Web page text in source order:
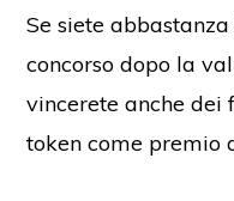
Se siete
concorso dopo la
vincerete anche dei
token come premio